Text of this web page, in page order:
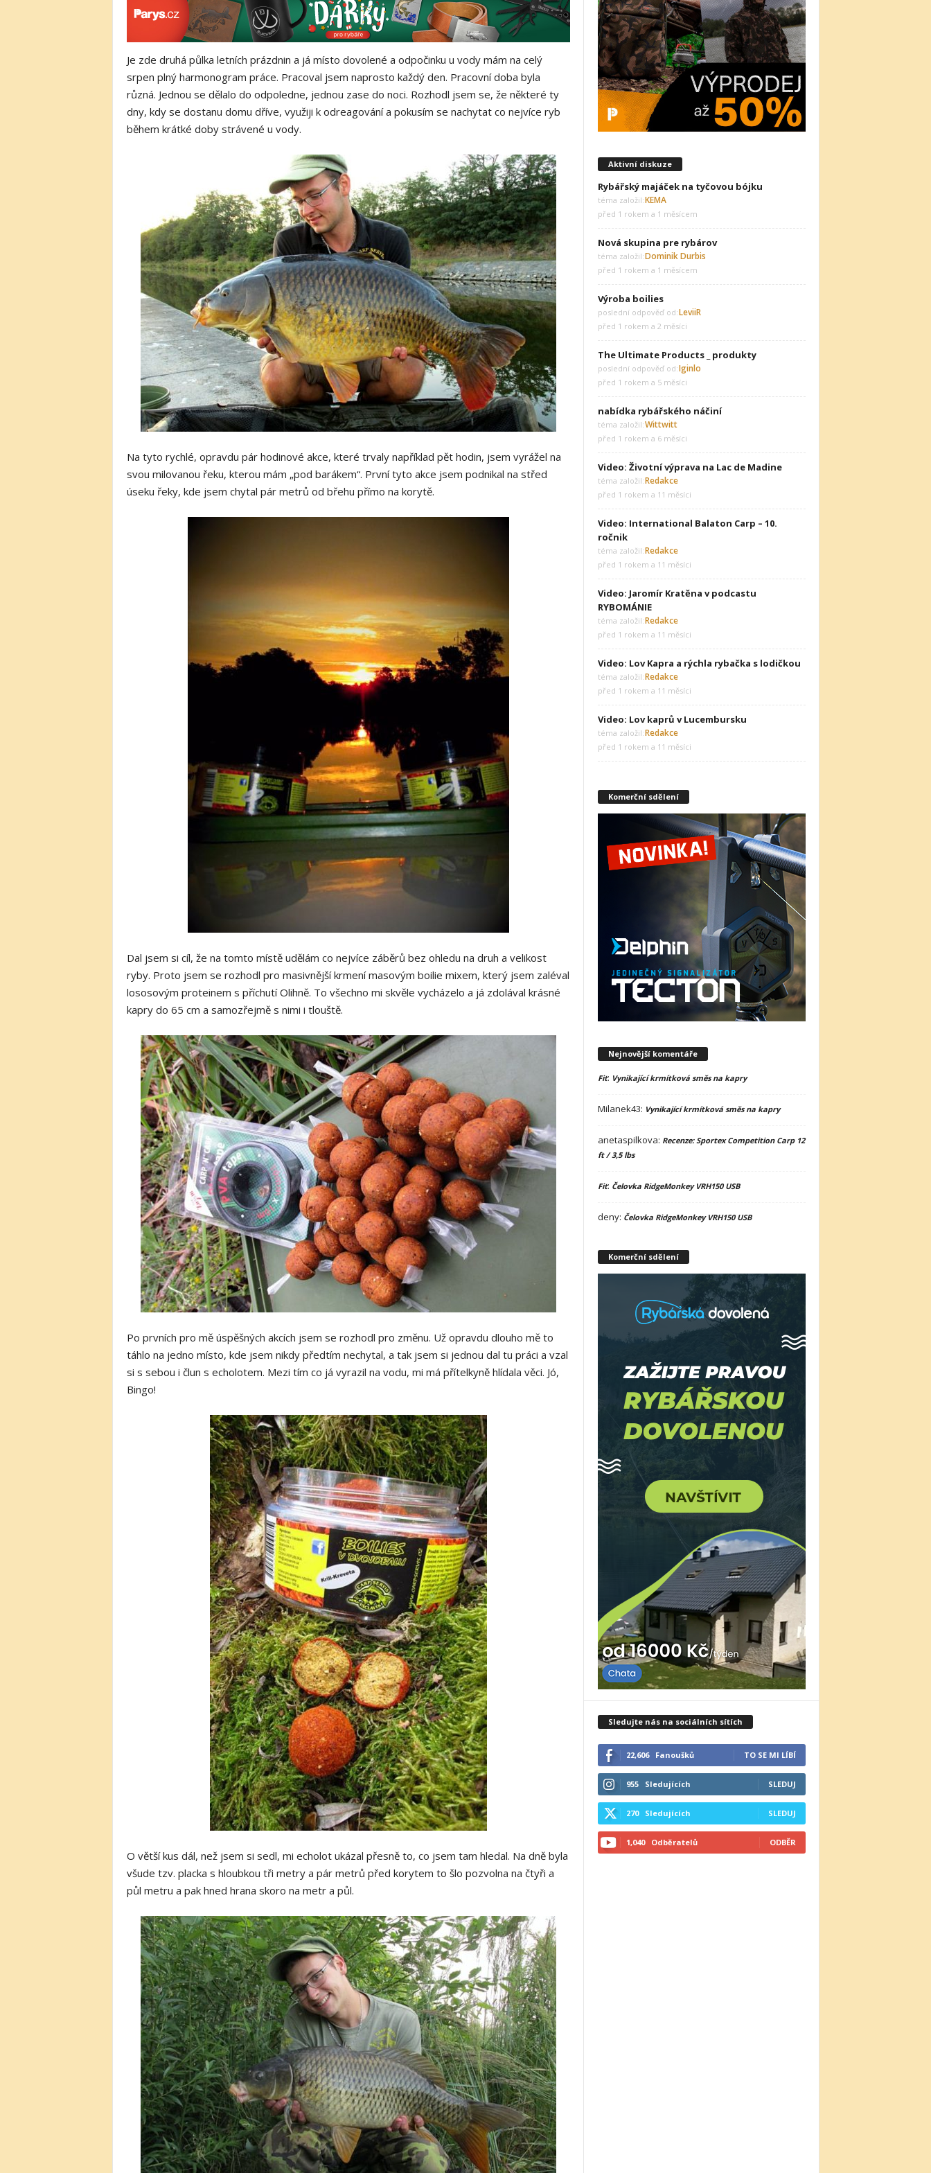
Je zde druhá půlka letních prázdnin a já místo dovolené a odpočinku u vody mám na celý
srpen plný harmonogram práce. Pracoval jsem naprosto každý den. Pracovní doba byla
různá. Jednou se dělalo do odpoledne, jednou zase do noci. Rozhodl jsem se, že některé ty
dny, kdy se dostanu domu dříve, využiji k odreagování a pokusím se nachytat co nejvíce ryb
během krátké doby strávené u vody.
Na tyto rychlé, opravdu pár hodinové akce, které trvaly například pět hodin, jsem vyrážel na
svou milovanou řeku, kterou mám „pod barákem“. První tyto akce jsem podnikal na střed
úseku řeky, kde jsem chytal pár metrů od břehu přímo na korytě.
Dal jsem si cíl, že na tomto místě udělám co nejvíce záběrů bez ohledu na druh a velikost
ryby. Proto jsem se rozhodl pro masivnější krmení masovým boilie mixem, který jsem zaléval
lososovým proteinem s příchutí Olihně. To všechno mi skvěle vycházelo a já zdolával krásné
kapry do 65 cm a samozřejmě s nimi i tlouště.
Po prvních pro mě úspěšných akcích jsem se rozhodl pro změnu. Už opravdu dlouho mě to
táhlo na jedno místo, kde jsem nikdy předtím nechytal, a tak jsem si jednou dal tu práci a vzal
si s sebou i člun s echolotem. Mezi tím co já vyrazil na vodu, mi má přítelkyně hlídala věci. Jó,
Bingo!
O větší kus dál, než jsem si sedl, mi echolot ukázal přesně to, co jsem tam hledal. Na dně byla
všude tzv. placka s hloubkou tři metry a pár metrů před korytem to šlo pozvolna na čtyři a
půl metru a pak hned hrana skoro na metr a půl.
Aktivní diskuze
Rybářský majáček na tyčovou bójku
téma založil:KEMA
před 1 rokem a 1 měsícem
Nová skupina pre rybárov
téma založil:Dominik Durbis
před 1 rokem a 1 měsícem
Výroba boilies
poslední odpověď od:LeviiR
před 1 rokem a 2 měsíci
The Ultimate Products _ produkty
poslední odpověď od:Iginlo
před 1 rokem a 5 měsíci
nabídka rybářského náčiní
téma založil:Wittwitt
před 1 rokem a 6 měsíci
Video: Životní výprava na Lac de Madine
téma založil:Redakce
před 1 rokem a 11 měsíci
Video: International Balaton Carp – 10.
ročnik
téma založil:Redakce
před 1 rokem a 11 měsíci
Video: Jaromír Kratěna v podcastu
RYBOMÁNIE
téma založil:Redakce
před 1 rokem a 11 měsíci
Video: Lov Kapra a rýchla rybačka s lodičkou
téma založil:Redakce
před 1 rokem a 11 měsíci
Video: Lov kaprů v Lucembursku
téma založil:Redakce
před 1 rokem a 11 měsíci
Komerční sdělení
Nejnovější komentáře
Fit: Vynikající krmítková směs na kapry
Milanek43: Vynikající krmítková směs na kapry
anetaspilkova: Recenze: Sportex Competition Carp 12
ft / 3,5 lbs
Fit: Čelovka RidgeMonkey VRH150 USB
deny: Čelovka RidgeMonkey VRH150 USB
Komerční sdělení
Sledujte nás na sociálních sítích
22,606 Fanoušků TO SE MI LÍBÍ
955 Sledujících SLEDUJ
270 Sledujících SLEDUJ
1,040 Odběratelů ODBĚR